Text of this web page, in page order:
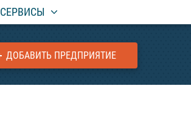
СЕРВИСЫ
ДОБАВИТЬ ПРЕДПРИЯТИЕ